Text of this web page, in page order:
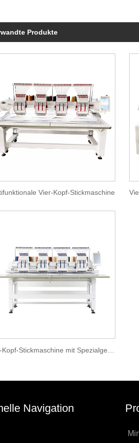
Produkte
Vier-Kopf-Stickmaschine
Navigation